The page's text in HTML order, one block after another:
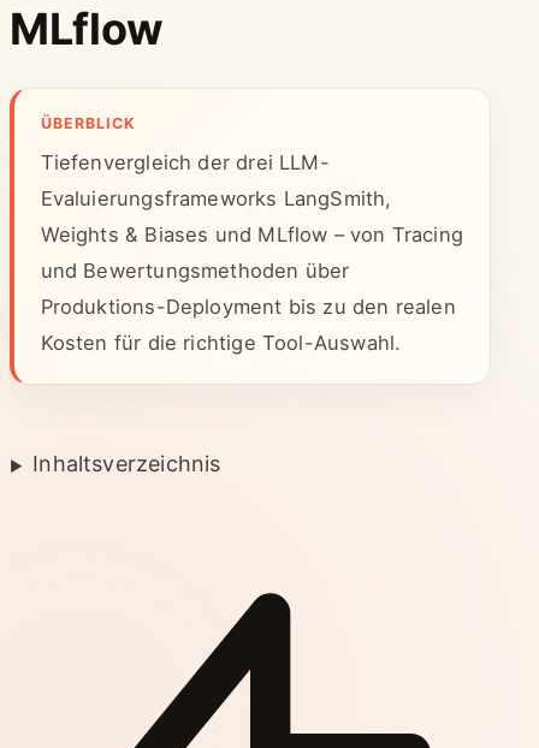
MLflow
ÜBERBLICK
Tiefenvergleich der drei LLM-
Evaluierungsframeworks LangSmith,
Weights & Biases und MLflow – von Tracing
und Bewertungsmethoden über
Produktions-Deployment bis zu den realen
Kosten für die richtige Tool-Auswahl.
Inhaltsverzeichnis